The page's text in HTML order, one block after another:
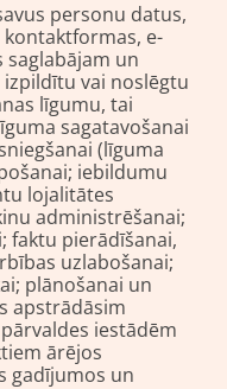
personu datus,
e-
saglabājam un
vai noslēgtu
līgumu, tai
sagatavošanai
(līguma
iebildumu
lojalitātes
administrēšanai;
faktu pierādīšanai,
uzlabošanai;
plānošanai un
apstrādāsim
iestādēm
ārējos
gadījumos un